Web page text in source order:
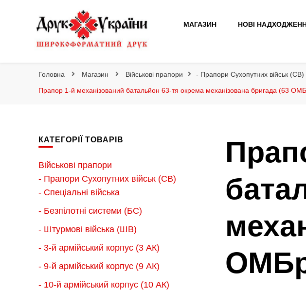
Друк України
МАГАЗИН НОВІ
Головна Магазин Військові прапори - Прапори Сухопутних військ (СВ)
Прапор 1-й механізований батальйон 63-тя окрема механізована бригада (63
КАТЕГОРІЇ ТОВАРІВ
Військові прапори
- Прапори Сухопутних військ (СВ)
- Спеціальні війська
- Безпілотні системи (БС)
- Штурмові війська (ШВ)
- 3-й армійський корпус (3 АК)
- 9-й армійський корпус (9 АК)
- 10-й армійський корпус (10 АК)